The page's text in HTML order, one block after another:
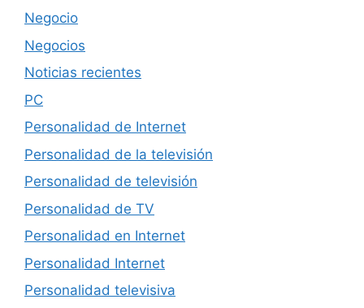
Negocio
Negocios
Noticias recientes
PC
Personalidad de Internet
Personalidad de la televisión
Personalidad de televisión
Personalidad de TV
Personalidad en Internet
Personalidad Internet
Personalidad televisiva